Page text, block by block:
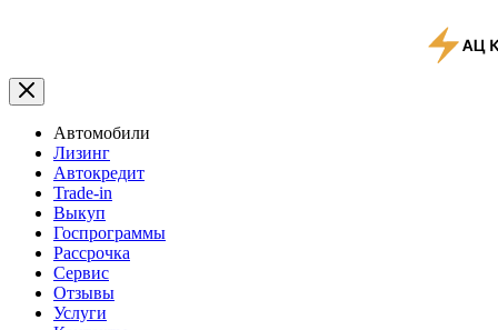
Автомобили
Лизинг
Автокредит
Trade-in
Выкуп
Госпрограммы
Рассрочка
Сервис
Отзывы
Услуги